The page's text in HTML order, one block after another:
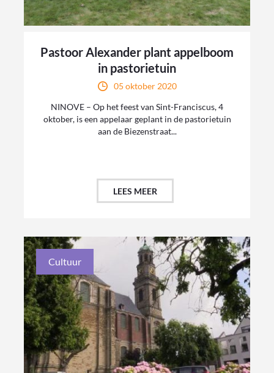
Pastoor Alexander plant appelboom
in pastorietuin
05 oktober 2020
NINOVE – Op het feest van Sint-Franciscus, 4
oktober, is een appelaar geplant in de pastorietuin
aan de Biezenstraat...
LEES MEER
Cultuur